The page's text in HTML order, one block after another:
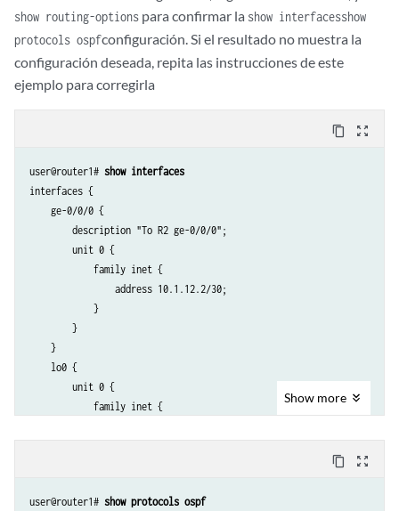
show routing-options para confirmar la show interfacesshow
protocols ospfconfiguración. Si el resultado no muestra la
configuración deseada, repita las instrucciones de este
ejemplo para corregirla
content_copy zoom_out_map
user@router1# show interfaces
interfaces {
    ge-0/0/0 {
        description "To R2 ge-0/0/0";
        unit 0 {
            family inet {
                address 10.1.12.2/30;
            }
        }
    }
    lo0 {
        unit 0 {
            family inet {
Show more
content_copy zoom_out_map
user@router1# show protocols ospf